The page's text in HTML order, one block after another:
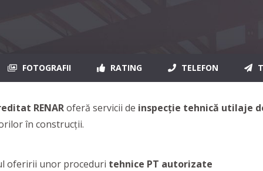
FOTOGRAFII RATING TELEFON
RENARoferă servicii de inspecție tehnică utilaje
în construcţii.
oferirii unor proceduri tehnice PT autorizate